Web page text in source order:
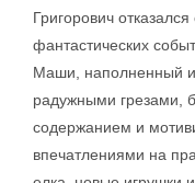
Григорович
фантастических
Маши, наполненный
радужными грезами,
содержанием и
впечатлениями на